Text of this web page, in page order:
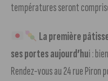
températures seront
La première
ses portes aujourd’hui :
Rendez-vous au 24 rue